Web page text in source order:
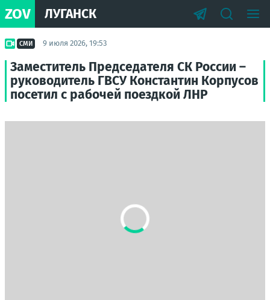
ZOV ЛУГАНСК
СМИ 9 июля 2026, 19:53
Заместитель Председателя СК России –
руководитель ГВСУ Константин Корпусов
посетил с рабочей поездкой ЛНР